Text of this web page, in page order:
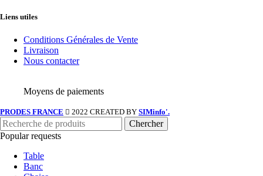
Liens utiles
Conditions Générales de Vente
Livraison
Nous contacter
Moyens de paiements
PRODES FRANCE 2022 CREATED BY SIMinfo'.
Chercher
Popular requests
Table
Banc